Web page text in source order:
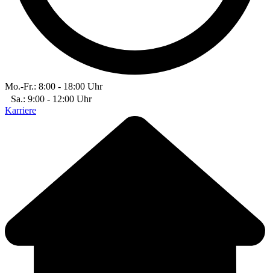
Mo.-Fr.: 8:00 - 18:00 Uhr
Sa.: 9:00 - 12:00 Uhr
Karriere